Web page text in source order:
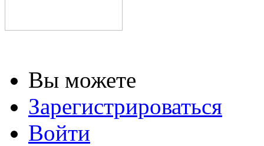
Вы можете
Зарегистрироваться
Войти